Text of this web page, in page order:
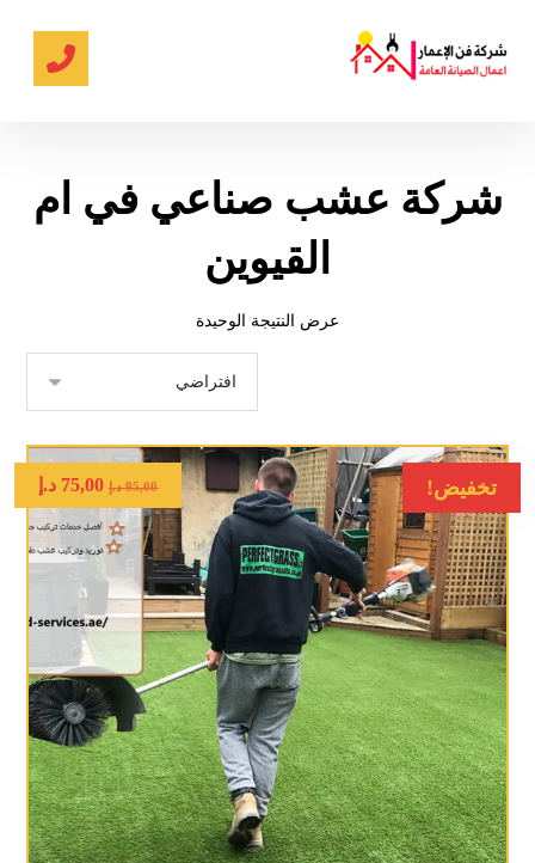
شركة عشب صناعي في ام
القيوين
عرض النتيجة الوحيدة
تخفيض! 95,00 د.إ 75,00 د.إ